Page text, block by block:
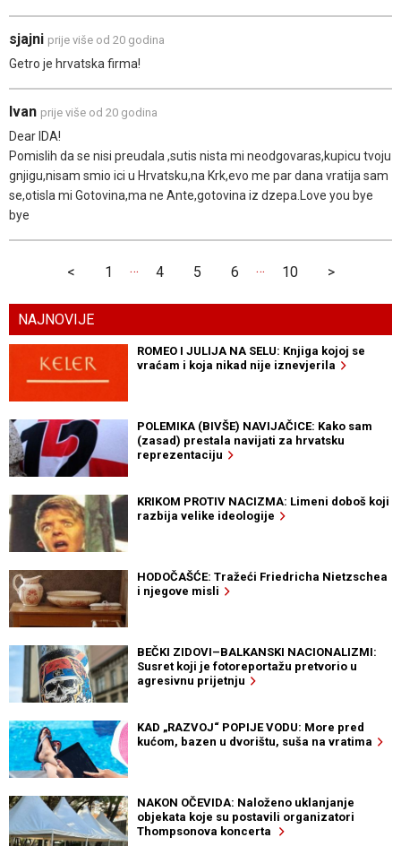
sjajni prije više od 20 godina
Getro je hrvatska firma!
Ivan prije više od 20 godina
Dear IDA!
Pomislih da se nisi preudala ,sutis nista mi neodgovaras,kupicu tvoju
gnjigu,nisam smio ici u Hrvatsku,na Krk,evo me par dana vratija sam
se,otisla mi Gotovina,ma ne Ante,gotovina iz dzepa.Love you bye
bye
< 1 … 4 5 6 … 10 >
NAJNOVIJE
ROMEO I JULIJA NA SELU: Knjiga kojoj se
vraćam i koja nikad nije iznevjerila
POLEMIKA (BIVŠE) NAVIJAČICE: Kako sam
(zasad) prestala navijati za hrvatsku
reprezentaciju
KRIKOM PROTIV NACIZMA: Limeni doboš koji
razbija velike ideologije
HODOČAŠĆE: Tražeći Friedricha Nietzschea
i njegove misli
BEČKI ZIDOVI–BALKANSKI NACIONALIZMI:
Susret koji je fotoreportažu pretvorio u
agresivnu prijetnju
KAD „RAZVOJ“ POPIJE VODU: More pred
kućom, bazen u dvorištu, suša na vratima
NAKON OČEVIDA: Naloženo uklanjanje
objekata koje su postavili organizatori
Thompsonova koncerta